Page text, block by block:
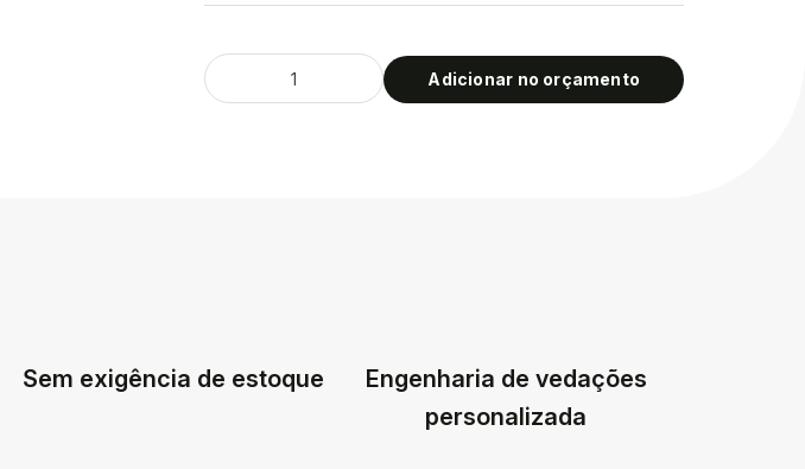
Adicionar no orçamento
Sem exigência de estoque
Engenharia de vedações
personalizada